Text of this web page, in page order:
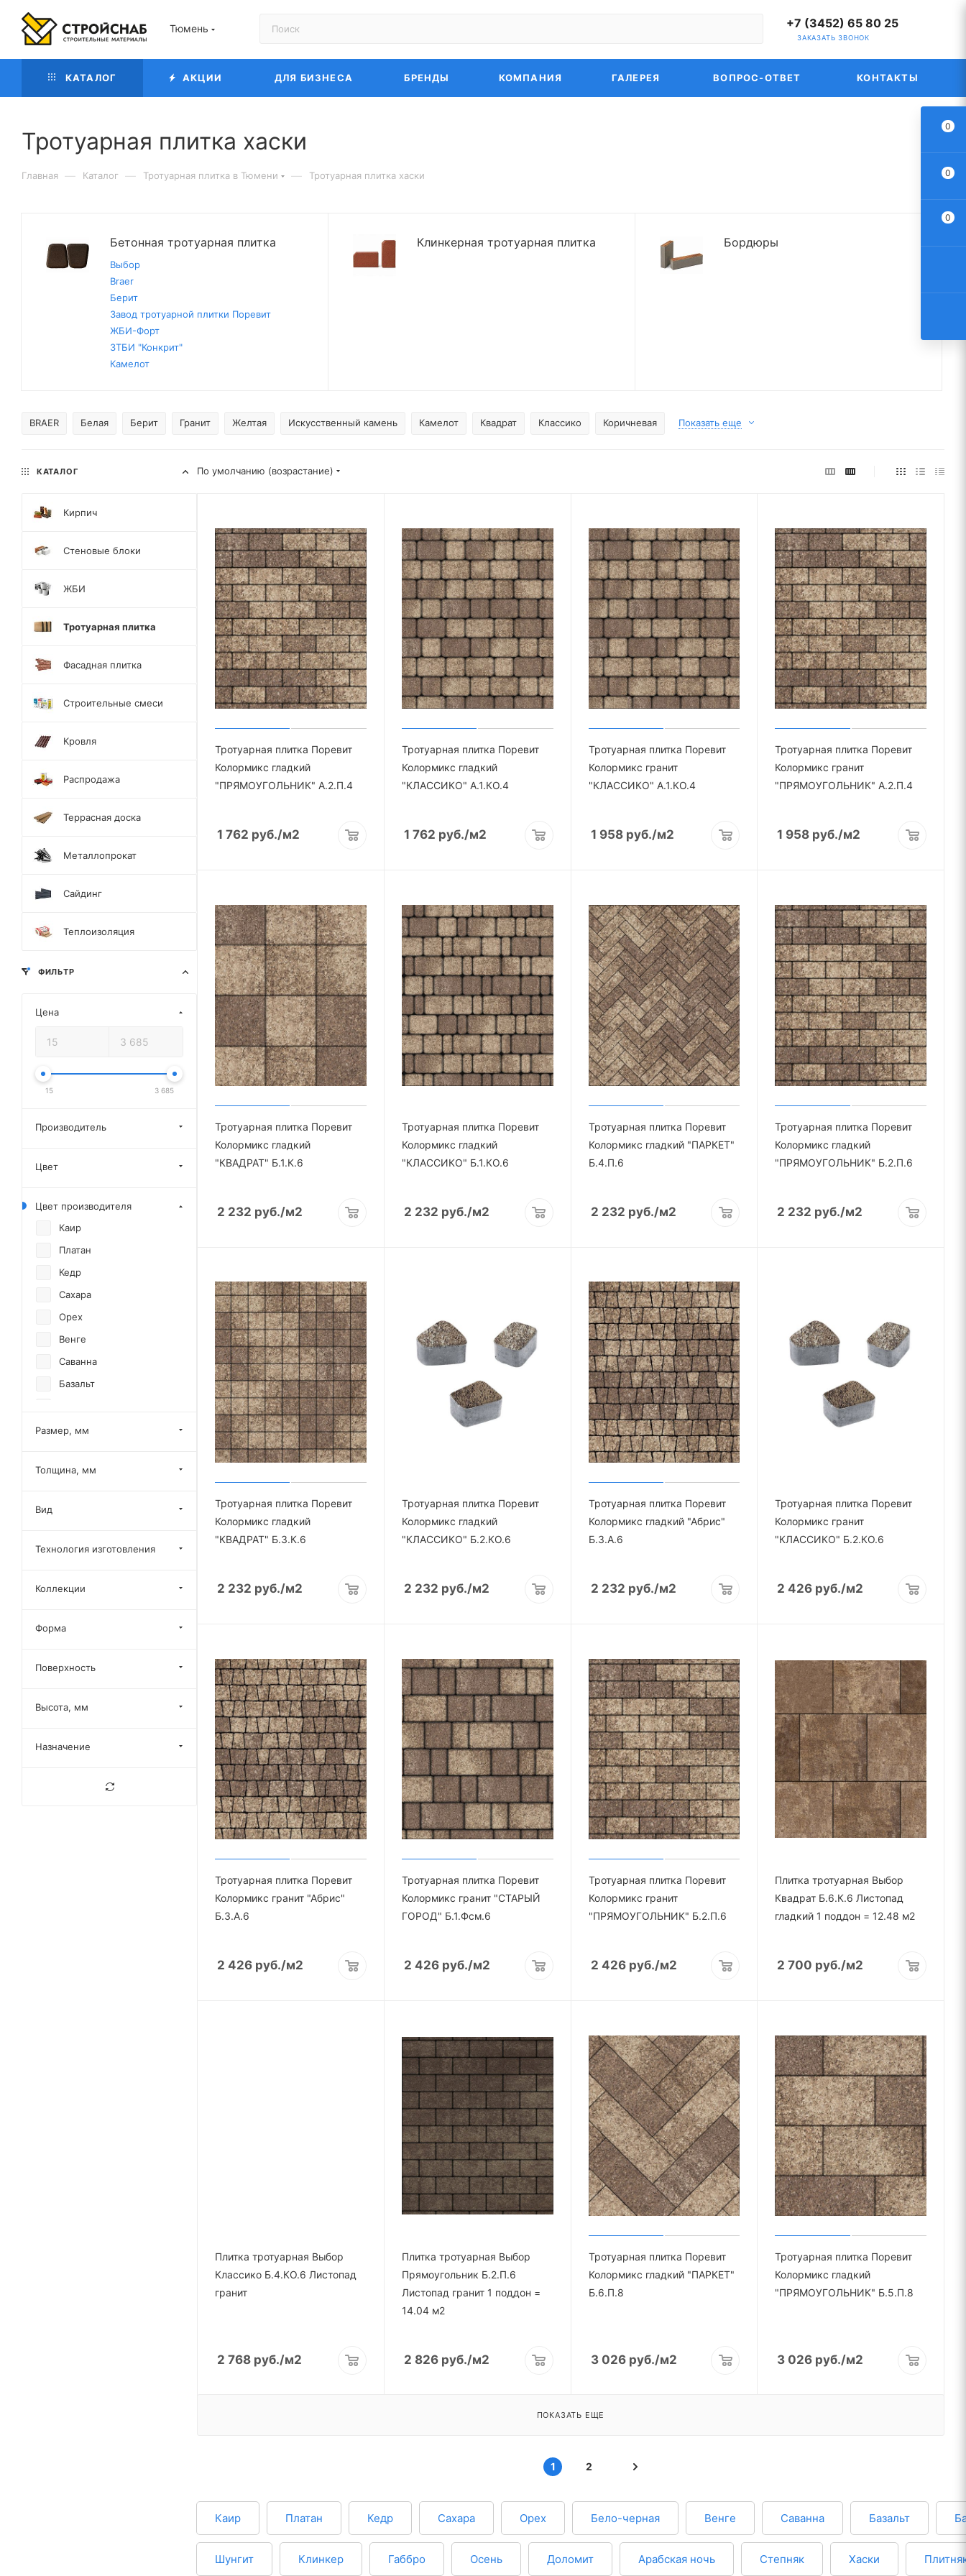
Тюмень +7 (3452) 65 80 25
ЗАКАЗАТЬ ЗВОНОК
КАТАЛОГ АКЦИИ ДЛЯ БИЗНЕСА БРЕНДЫ КОМПАНИЯ ГАЛЕРЕЯ ВОПРОС-ОТВЕТ КОНТАКТЫ
Тротуарная плитка хаски
Главная — Каталог — Тротуарная плитка в Тюмени — Тротуарная плитка хаски
Бетонная тротуарная плитка
Выбор
Braer
Берит
Завод тротуарной плитки Поревит
ЖБИ-Форт
ЗТБИ "Конкрит"
Камелот
Клинкерная тротуарная плитка Бордюры
BRAER Белая Берит Гранит Желтая Искусственный камень Камелот Квадрат Классико Коричневая Показать еще
По умолчанию (возрастание)
Тротуарная плитка Поревит
Колормикс гладкий
"ПРЯМОУГОЛЬНИК" А.2.П.4
1 762 руб./м2
Тротуарная плитка Поревит
Колормикс гладкий
"КЛАССИКО" А.1.КО.4
1 762 руб./м2
Тротуарная плитка Поревит
Колормикс гранит
"КЛАССИКО" А.1.КО.4
1 958руб./м2
Тротуарная плитка Поревит
Колормикс гранит
"ПРЯМОУГОЛЬНИК" А.2.П.4
1 958 руб./м2
Тротуарная плитка Поревит
Колормикс гладкий
"КВАДРАТ" Б.1.К.6
2 232 руб./м2
Тротуарная плитка Поревит
Колормикс гладкий
"КЛАССИКО" Б.1.КО.6
2 232 руб./м2
Тротуарная плитка Поревит
Колормикс гладкий "ПАРКЕТ"
Б.4.П.6
2 232 руб./м2
Тротуарная плитка Поревит
Колормикс гладкий
"ПРЯМОУГОЛЬНИК" Б.2.П.6
2 232 руб./м2
Тротуарная плитка Поревит
Колормикс гладкий
"КВАДРАТ" Б.3.К.6
2 232 руб./м2
Тротуарная плитка Поревит
Колормикс гладкий
"КЛАССИКО" Б.2.КО.6
2 232 руб./м2
Тротуарная плитка Поревит
Колормикс гладкий "Абрис"
Б.3.А.6
2 232 руб./м2
Тротуарная плитка Поревит
Колормикс гранит
"КЛАССИКО" Б.2.КО.6
2 426 руб./м2
Тротуарная плитка Поревит
Колормикс гранит "Абрис"
Б.3.А.6
2 426 руб./м2
Тротуарная плитка Поревит
Колормикс гранит "СТАРЫЙ
ГОРОД" Б.1.Фсм.6
2 426руб./м2
Тротуарная плитка Поревит
Колормикс гранит
"ПРЯМОУГОЛЬНИК" Б.2.П.6
2 426руб./м2
Плитка тротуарная Выбор
Квадрат Б.6.К.6 Листопад
гладкий 1 поддон = 12.48 м2
2 700 руб./м2
Плитка тротуарная Выбор
Классико Б.4.КО.6 Листопад
гранит
2 768 руб./м2
Плитка тротуарная Выбор
Прямоугольник Б.2.П.6
Листопад гранит 1 поддон =
14.04 м2
2 826руб./м2
Тротуарная плитка Поревит
Колормикс гладкий "ПАРКЕТ"
Б.6.П.8
3 026руб./м2
Тротуарная плитка Поревит
Колормикс гладкий
"ПРЯМОУГОЛЬНИК" Б.5.П.8
3 026 руб./м2
ПОКАЗАТЬ ЕЩЕ
1 2
Каир Платан Кедр Сахара Орех Бело-черная Венге Саванна Базальт
Шунгит Клинкер Габбро Осень Доломит Арабская ночь Степняк Хаски
КАТАЛОГ
Кирпич
Стеновые блоки
ЖБИ
Тротуарная плитка
Фасадная плитка
Строительные смеси
Кровля
Распродажа
Террасная доска
Металлопрокат
Сайдинг
Теплоизоляция
ФИЛЬТР
Цена
15 3 685
Производитель
Цвет
Цвет производителя
Каир
Платан
Кедр
Сахара
Орех
Венге
Саванна
Базальт
Шунгит
Габбро
Старый замок
Антрацит
Грифельный
Размер, мм
Толщина, мм
Вид
Технология изготовления
Коллекции
Форма
Поверхность
Высота, мм
Назначение
0
0
0